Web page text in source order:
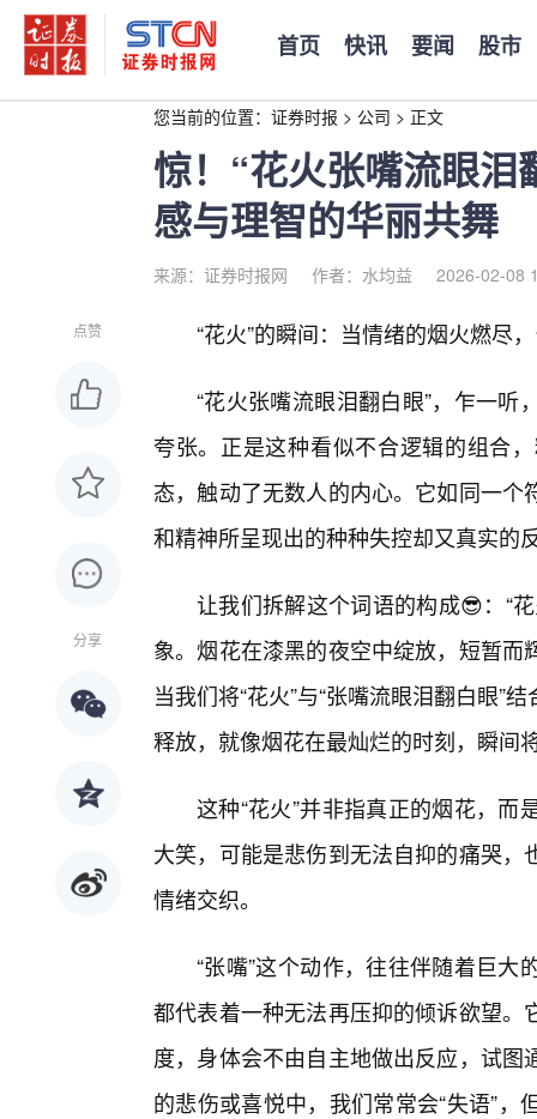
首页 快讯 要闻 股市
您当前的位置： 证券时报 > 公司 > 正文
惊！“花火张嘴流眼泪
感与理智的华丽共舞
来源：证券时报网 作者：水均益 2026-02-08
点赞
分享
“花火”的瞬间：当情绪的烟火燃尽
“花火张嘴流眼泪翻白眼”，乍一
夸张。正是这种看似不合逻辑的组合
态，触动了无数人的内心。它如同一
和精神所呈现出的种种失控却又真实的
让我们拆解这个词语的构成😎：“
象。烟花在漆黑的夜空中绽放，短暂
当我们将“花火”与“张嘴流眼泪翻白眼”
释放，就像烟花在最灿烂的时刻，瞬间
这种“花火”并非指真正的烟花，
大笑，可能是悲伤到无法自抑的痛哭
情绪交织。
“张嘴”这个动作，往往伴随着巨
都代表着一种无法再压抑的倾诉欲望
度，身体会不由自主地做出反应，试
的悲伤或喜悦中，我们常常会“失语”